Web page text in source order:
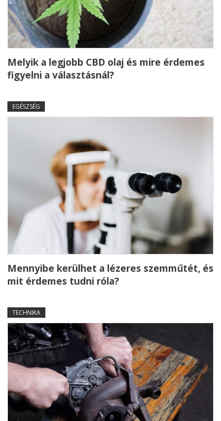
Melyik a legjobb CBD olaj és mire érdemes
figyelni a választásnál?
EGÉSZSÉG
Mennyibe kerülhet a lézeres szemműtét, és
mit érdemes tudni róla?
TECHNIKA